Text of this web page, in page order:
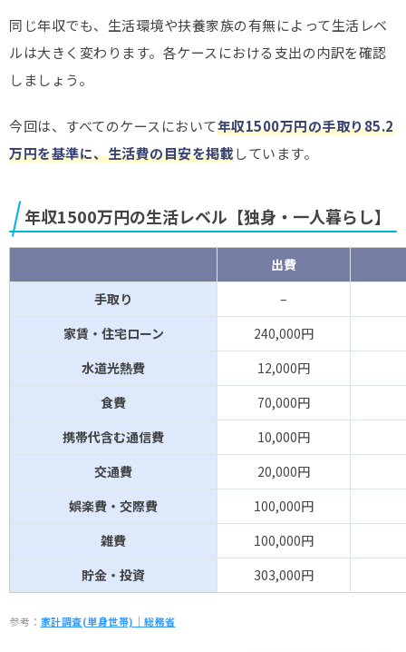
同じ年収でも、生活環境や扶養家族の有無によって生活レベ
ルは大きく変わります。各ケースにおける支出の内訳を確認
しましょう。
今回は、すべてのケースにおいて年収1500万円の手取り85.2
万円を基準に、生活費の目安を掲載しています。
年収1500万円の生活レベル【独身・一人暮らし】
出費
手取り
–
家賃・住宅ローン
240,000円
水道光熱費
12,000円
食費
70,000円
携帯代含む通信費
10,000円
交通費
20,000円
娯楽費・交際費
100,000円
雑費
100,000円
貯金・投資
303,000円
参考： 家計調査(単身世帯)｜総務省